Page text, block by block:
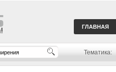
ГЛАВНАЯ
Тематика: